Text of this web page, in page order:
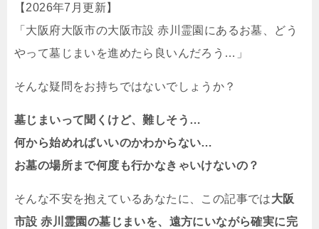
【2026年7月更新】
「大阪府大阪市の大阪市設 赤川霊園にあるお墓、どう
やって墓じまいを進めたら良いんだろう…」
そんな疑問をお持ちではないでしょうか？
墓じまいって聞くけど、難しそう…
何から始めればいいのかわからない…
お墓の場所まで何度も行かなきゃいけないの？
そんな不安を抱えているあなたに、この記事では大阪
市設 赤川霊園の墓じまいを、遠方にいながら確実に完